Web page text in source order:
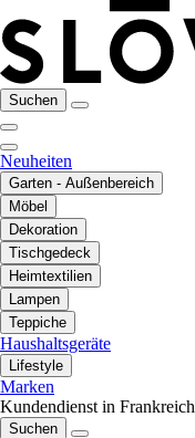
Suchen
Neuheiten
Garten - Außenbereich
Möbel
Dekoration
Tischgedeck
Heimtextilien
Lampen
Teppiche
Haushaltsgeräte
Lifestyle
Marken
Kundendienst in Frankreich
Suchen